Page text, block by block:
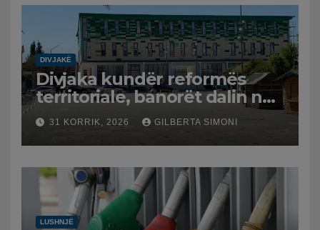
DIVJAKË
Divjaka kundër reformës
territoriale, banorët dalin në
protestë.
31 KORRIK, 2026 GILBERTA SIMONI
LUSHNJË